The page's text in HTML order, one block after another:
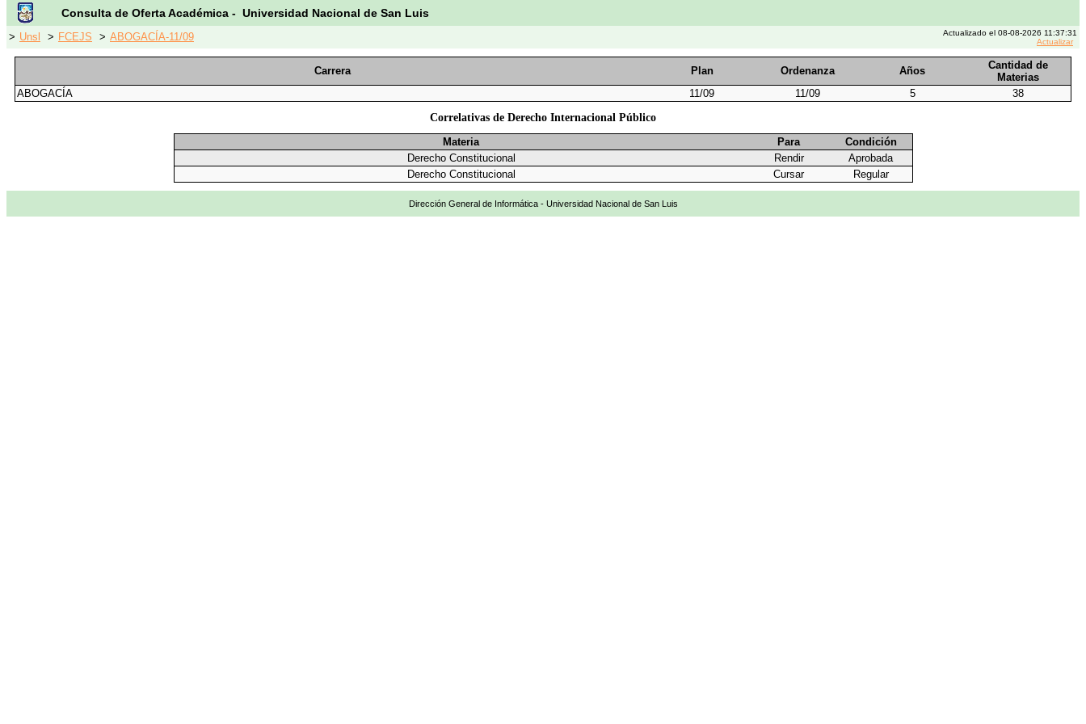
Consulta de Oferta Académica - Universidad Nacional de San Luis
> Unsl > FCEJS > ABOGACÍA-11/09
Actualizado el 08-08-2026 11:37:31
Actualizar
Carrera Plan Ordenanza Años
Cantidad de
Materias
ABOGACÍA
11/09 11/09 5
38
Correlativas de Derecho Internacional Público
Materia Para
Condición
Derecho Constitucional
Rendir
Aprobada
Derecho Constitucional
Cursar Regular
Dirección General de Informática - Universidad Nacional de San Luis